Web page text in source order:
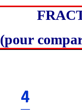
(pour